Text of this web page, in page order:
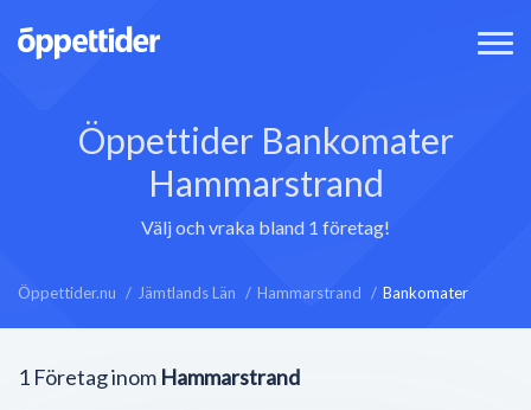
Öppettider Bankomater
Hammarstrand
Välj och vraka bland 1 företag!
Öppettider.nu Jämtlands Län Hammarstrand Bankomater
1 Företag inom Hammarstrand